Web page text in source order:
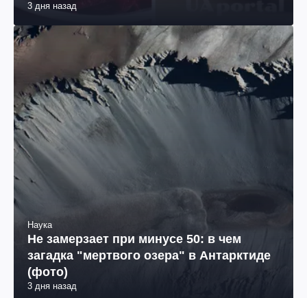
3 дня назад
Наука
Не замерзает при минусе 50: в чем
загадка "мертвого озера" в Антарктиде
(фото)
3 дня назад